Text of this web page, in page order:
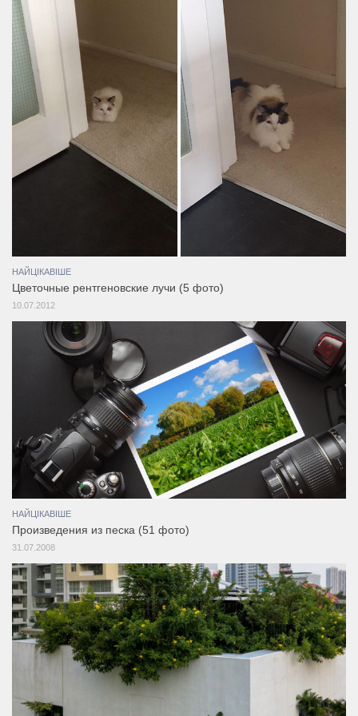
НАЙЦІКАВІШЕ
Цветочные рентгеновские лучи (5 фото)
10.07.2012
НАЙЦІКАВІШЕ
Произведения из песка (51 фото)
31.07.2008